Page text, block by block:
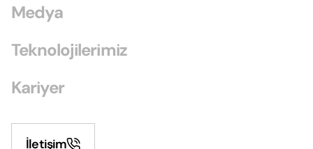
Medya
Teknolojilerimiz
Kariyer
İletişim